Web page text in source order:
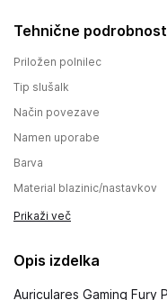
Tehnične
Priložen polnilec
Tip slušalk
Način povezave
Namen uporabe
Barva
Material blazinic/nastavkov
Prikaži več
Opis izdelka
Auriculares Gaming Fury